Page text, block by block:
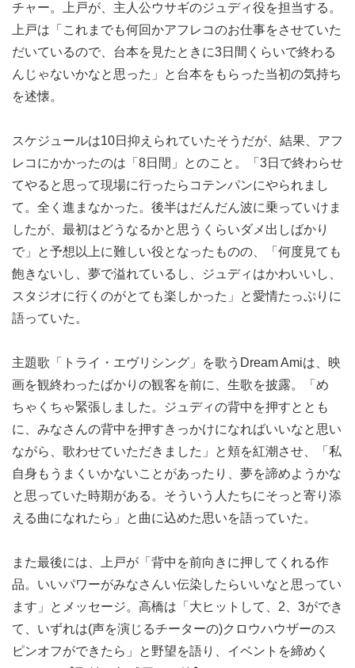
チャー。上戸が、主人公ウサギのジュディ役を担当する。
上戸は「これまでも何回かアフレコのお仕事をさせていた
だいているので、台本を見たときに3日間くらいで終わる
んじゃないかなと思った」と台本をもらった当初の気持ち
を述懐。
スケジュールは10日抑えられていたそうだが、結果、アフ
レコにかかったのは「8日間」とのこと。「3日で終わらせ
てやると思って現場に行ったらコテンパンにやられまし
て。全く進まなかった。後半はだんだん波に乗っていけま
したが、最初はどうなるかと思うくらいダメ出しばかり
で」と予想以上に難しい役となったものの、「何度見ても
飽きないし、夢で溢れているし、ジュディはかわいいし、
スタジオに行くのがとても楽しかった」と愛情たっぷりに
語っていた。
主題歌「トライ・エヴリシング」を歌うDream Amiは、映
画を観終わったばかりの観客を前に、生歌を披露。「め
ちゃくちゃ緊張しました。ジュディの背中を押すととも
に、みなさんの背中を押すきっかけになればいいなと思い
ながら、歌わせていただきました」と頬を紅潮させ、「私
自身もうまくいかないことがあったり、夢を諦めようかな
と思っていた時期がある。そういう人たちにそっと寄り添
える曲になれたら」と曲に込めた思いを語っていた。
また最後には、上戸が「背中を前向きに押してくれる作
品。いいパワーがみなさんい伝染したらいいなと思ってい
ます」とメッセージ。高橋は「大ヒットして、2、3ができ
て、いずれは(声を演じるチーターの)クロウハウザーのス
ピンオフができたら」と野望を語り、イベントを締めく